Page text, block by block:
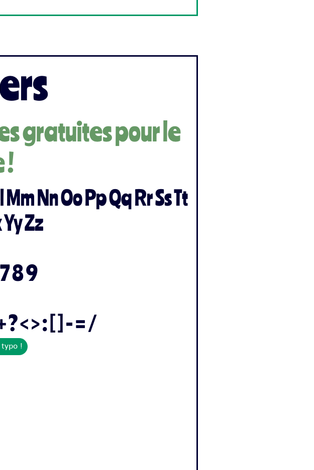
gratuites pour le
!
Nn Oo Pp Qq Rr Ss Tt
Zz
8 9
< > : [ ] - = /
typo !